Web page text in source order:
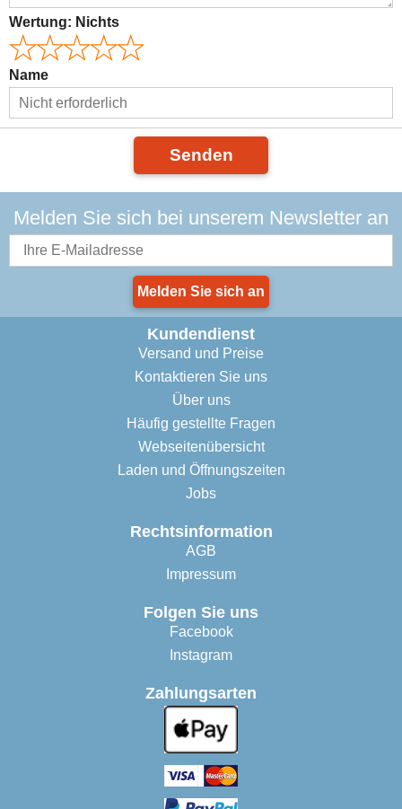
Wertung: Nichts
Name
Senden
Melden Sie sich bei unserem Newsletter an
Melden Sie sich an
Kundendienst
Versand und Preise
Kontaktieren Sie uns
Über uns
Häufig gestellte Fragen
Webseitenübersicht
Laden und Öffnungszeiten
Jobs
Rechtsinformation
AGB
Impressum
Folgen Sie uns
Facebook
Instagram
Zahlungsarten